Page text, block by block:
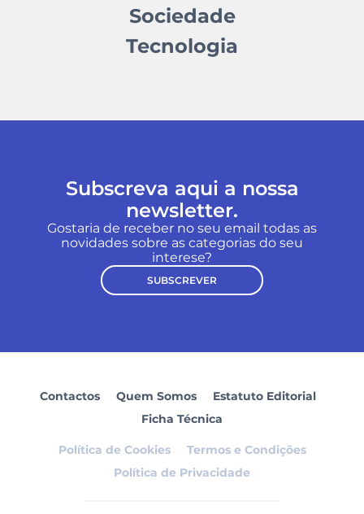
Sociedade
Tecnologia
Subscreva aqui a nossa
newsletter.
Gostaria de receber no seu email todas as
novidades sobre as categorias do seu
interese?
SUBSCREVER
Contactos Quem Somos
Estatuto Editorial
Ficha Técnica
Política de Cookies
Termos e Condições
Política de Privacidade